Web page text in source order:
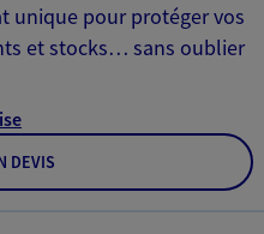
unique pour protéger vos
et stocks… sans oublier
DEVIS